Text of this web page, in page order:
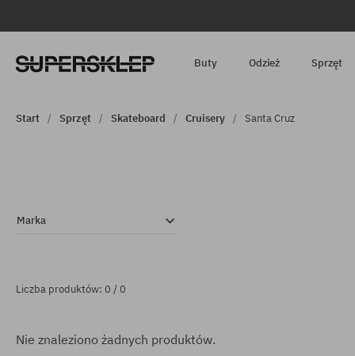
Buty Odzież Sprzęt
Start Sprzęt Skateboard Cruisery Santa Cruz
Marka
Liczba produktów: 0 / 0
Nie znaleziono żadnych produktów.